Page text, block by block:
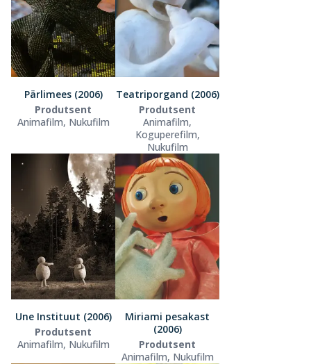
Pärlimees (2006)
Produtsent
Animafilm, Nukufilm
Teatriporgand (2006)
Produtsent
Animafilm,
Koguperefilm,
Nukufilm
Une Instituut (2006)
Produtsent
Animafilm, Nukufilm
Miriami pesakast
(2006)
Produtsent
Animafilm, Nukufilm